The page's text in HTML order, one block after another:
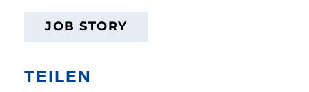
JOB STORY
TEILEN